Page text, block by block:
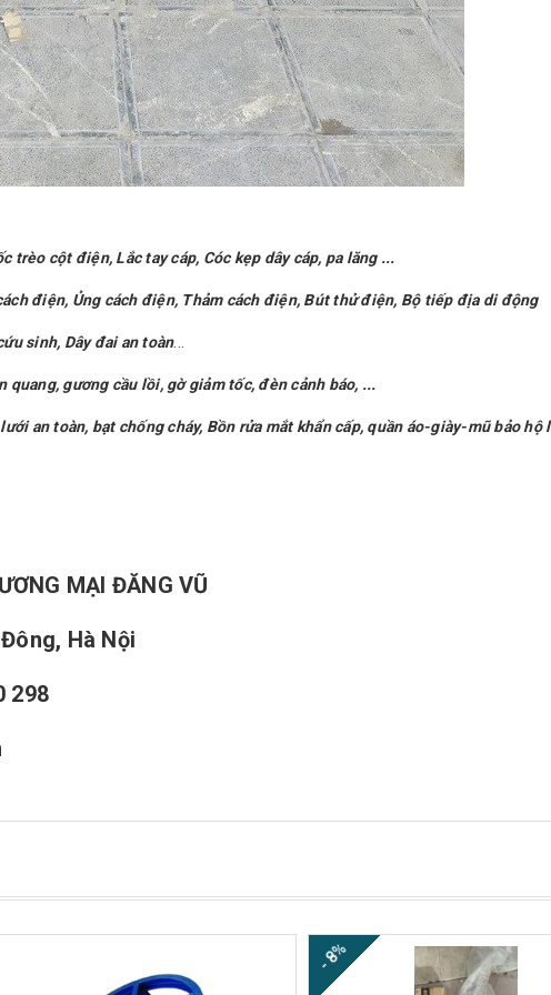
trèo cột điện, Lắc tay cáp, Cóc kẹp dây cáp, pa lăng ...
điện, Ủng cách điện, Thảm cách điện, Bút thử điện, Bộ tiếp địa di động
sinh, Dây đai an toàn...
quang, gương cầu lồi, gờ giảm tốc, đèn cảnh báo, ...
an toàn, bạt chống cháy, Bồn rửa mắt khẩn cấp, quần áo-giày-mũ bảo hộ
MẠI ĐĂNG VŨ
Hà Nội
298
- 8%